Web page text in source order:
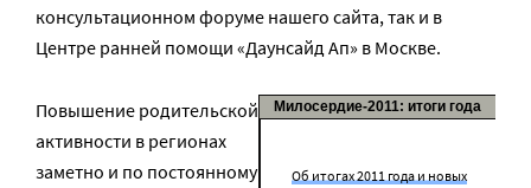
консультационном форуме нашего сайта, так и в
Центре ранней помощи «Даунсайд Ап» в Москве.
Милосердие-2011: итоги года
Об итогах 2011 года и новых
Повышение родительской
активности в регионах
заметно и по постоянному